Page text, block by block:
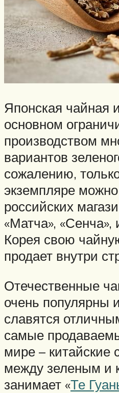
Японская чайная
основном
производством
вариантов
сожалению,
экземпляре
российских
«Матча», «Сенча»,
Корея свою
продает внутри
Отечественные
очень популярны
славятся
самые
мире – китайские
между зеленым и
занимает «Те